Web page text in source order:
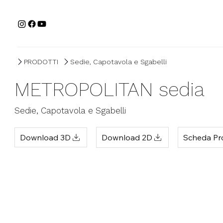
PRODOTTI Sedie, Capotavola e Sgabelli
METROPOLITAN sedia
Sedie, Capotavola e Sgabelli
Scheda